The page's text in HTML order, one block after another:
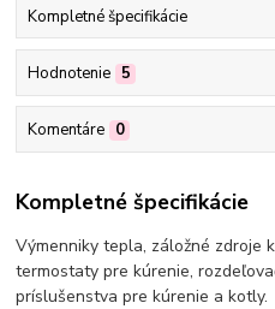
Kompletné špecifikácie
Hodnotenie 5
Komentáre 0
Kompletné špecifikácie
Výmenniky tepla, záložné zdroje
termostaty pre kúrenie,
príslušenstva pre kúrenie a kotly.